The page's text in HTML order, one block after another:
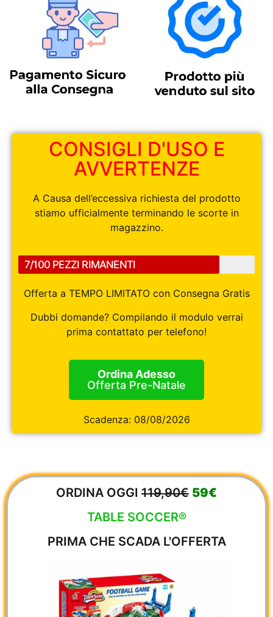
CONSIGLI D'USO E
AVVERTENZE
A Causa dell’eccessiva richiesta del prodotto
stiamo ufficialmente terminando le scorte in
magazzino.
7/100 PEZZI RIMANENTI
Offerta a TEMPO LIMITATO con Consegna Gratis
Dubbi domande? Compilando il modulo verrai
prima contattato per telefono!
Ordina Adesso
Offerta Pre-Natale
Scadenza: 08/08/2026
ORDINA OGGI 119,90€ 59€
TABLE SOCCER®
PRIMA CHE SCADA L'OFFERTA